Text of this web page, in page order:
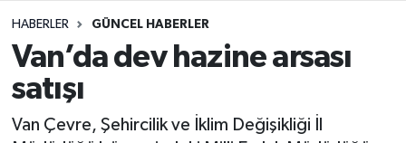
HABERLER GÜNCEL HABERLER
Van’da dev hazine arsası
satışı
Van Çevre, Şehircilik ve İklim Değişikliği İl
Siyaset
Ekonomi
Sağlık
Van Namaz Vakitleri
Van Trafik Yoğunluk Haritası
Süper Lig Puan Durumu ve Fikstür